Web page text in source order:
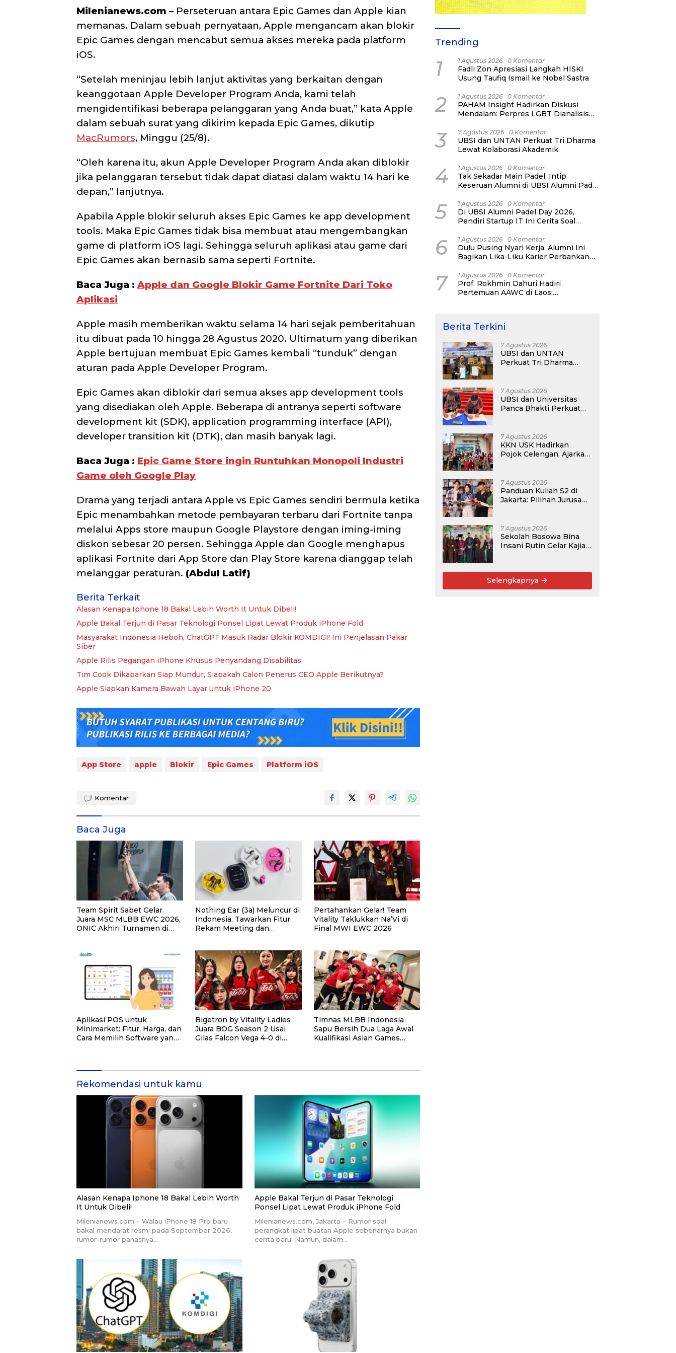
Milenianews.com – Perseteruan antara Epic Games dan Apple kian
memanas. Dalam sebuah pernyataan, Apple mengancam akan blokir
Epic Games dengan mencabut semua akses mereka pada platform
iOS.
“Setelah meninjau lebih lanjut aktivitas yang berkaitan dengan
keanggotaan Apple Developer Program Anda, kami telah
mengidentifikasi beberapa pelanggaran yang Anda buat,” kata Apple
dalam sebuah surat yang dikirim kepada Epic Games, dikutip
MacRumors, Minggu (25/8).
“Oleh karena itu, akun Apple Developer Program Anda akan diblokir
jika pelanggaran tersebut tidak dapat diatasi dalam waktu 14 hari ke
depan,” lanjutnya.
Apabila Apple blokir seluruh akses Epic Games ke app development
tools. Maka Epic Games tidak bisa membuat atau mengembangkan
game di platform iOS lagi. Sehingga seluruh aplikasi atau game dari
Epic Games akan bernasib sama seperti Fortnite.
Baca Juga : Apple dan Google Blokir Game Fortnite Dari Toko
Aplikasi
Apple masih memberikan waktu selama 14 hari sejak pemberitahuan
itu dibuat pada 10 hingga 28 Agustus 2020. Ultimatum yang diberikan
Apple bertujuan membuat Epic Games kembali “tunduk” dengan
aturan pada Apple Developer Program.
Epic Games akan diblokir dari semua akses app development tools
yang disediakan oleh Apple. Beberapa di antranya seperti software
development kit (SDK), application programming interface (API),
developer transition kit (DTK), dan masih banyak lagi.
Baca Juga : Epic Game Store ingin Runtuhkan Monopoli Industri
Game oleh Google Play
Drama yang terjadi antara Apple vs Epic Games sendiri bermula ketika
Epic menambahkan metode pembayaran terbaru dari Fortnite tanpa
melalui Apps store maupun Google Playstore dengan iming-iming
diskon sebesar 20 persen. Sehingga Apple dan Google menghapus
aplikasi Fortnite dari App Store dan Play Store karena dianggap telah
melanggar peraturan. (Abdul Latif)
Berita Terkait
Alasan Kenapa Iphone 18 Bakal Lebih Worth It Untuk Dibeli!
Apple Bakal Terjun di Pasar Teknologi Ponsel Lipat Lewat Produk iPhone Fold
Masyarakat Indonesia Heboh, ChatGPT Masuk Radar Blokir KOMDIGI! Ini Penjelasan Pakar
Siber
Apple Rilis Pegangan iPhone Khusus Penyandang Disabilitas
Tim Cook Dikabarkan Siap Mundur, Siapakah Calon Penerus CEO Apple Berikutnya?
Apple Siapkan Kamera Bawah Layar untuk iPhone 20
App Store apple Blokir Epic Games Platform iOS
Komentar
Baca Juga
Team Spirit Sabet Gelar
Juara MSC MLBB EWC 2026,
ONIC Akhiri Turnamen di
Nothing Ear (3a) Meluncur di
Indonesia, Tawarkan Fitur
Rekam Meeting dan
Pertahankan Gelar! Team
Vitality Taklukkan Na’Vi di
Final MWI EWC 2026
Aplikasi POS untuk
Minimarket: Fitur, Harga, dan
Cara Memilih Software yang
Bigetron by Vitality Ladies
Juara BOG Season 2 Usai
Gilas Falcon Vega 4-0 di
Timnas MLBB Indonesia
Sapu Bersih Dua Laga Awal
Kualifikasi Asian Games
Rekomendasi untuk kamu
Alasan Kenapa Iphone 18 Bakal Lebih Worth
It Untuk Dibeli!
Milenianews.com – Walau iPhone 18 Pro baru
bakal mendarat resmi pada September 2026,
rumor-rumor panasnya…
Apple Bakal Terjun di Pasar Teknologi
Ponsel Lipat Lewat Produk iPhone Fold
Milenianews.com, Jakarta – Rumor soal
perangkat lipat buatan Apple sebenarnya bukan
cerita baru. Namun, dalam…
Trending
1 1 Agustus 2026 0 Komentar
Fadli Zon Apresiasi Langkah HISKI
Usung Taufiq Ismail ke Nobel Sastra
2 1 Agustus 2026 0 Komentar
PAHAM Insight Hadirkan Diskusi
Mendalam: Perpres LGBT Dianalisis
Bukan Ancaman Individual
3 7 Agustus 2026 0 Komentar
UBSI dan UNTAN Perkuat Tri Dharma
Lewat Kolaborasi Akademik
4 1 Agustus 2026 0 Komentar
Tak Sekadar Main Padel, Intip
Keseruan Alumni di UBSI Alumni Padel
5 1 Agustus 2026 0 Komentar
Di UBSI Alumni Padel Day 2026,
Pendiri Startup IT Ini Cerita Soal
Network Alumni
6 1 Agustus 2026 0 Komentar
Dulu Pusing Nyari Kerja, Alumni Ini
Bagikan Lika-Liku Karier Perbankan
Day 2026
7 1 Agustus 2026 0 Komentar
Prof. Rokhmin Dahuri Hadiri
Pertemuan AAWC di Laos:
Berita Terkini
7 Agustus 2026
UBSI dan UNTAN
Perkuat Tri Dharma
7 Agustus 2026
UBSI dan Universitas
Panca Bhakti Perkuat
7 Agustus 2026
KKN USK Hadirkan
Pojok Celengan, Ajarkan
7 Agustus 2026
Panduan Kuliah S2 di
Jakarta: Pilihan Jurusan,
7 Agustus 2026
Sekolah Bosowa Bina
Insani Rutin Gelar Kajian
Umum
Selengkapnya